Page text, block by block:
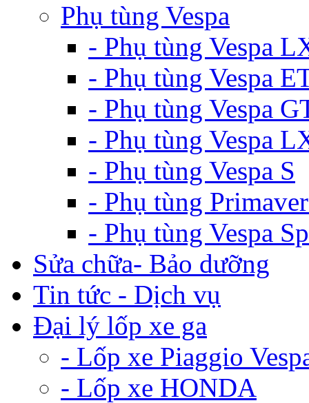
Phụ tùng Vespa
- Phụ tùng Vespa
- Phụ tùng Vespa
- Phụ tùng Vespa
- Phụ tùng Vespa
- Phụ tùng Vespa S
- Phụ tùng
- Phụ tùng Vespa
Sửa chữa- Bảo dưỡng
Tin tức - Dịch vụ
Đại lý lốp xe ga
- Lốp xe Piaggio
- Lốp xe HONDA